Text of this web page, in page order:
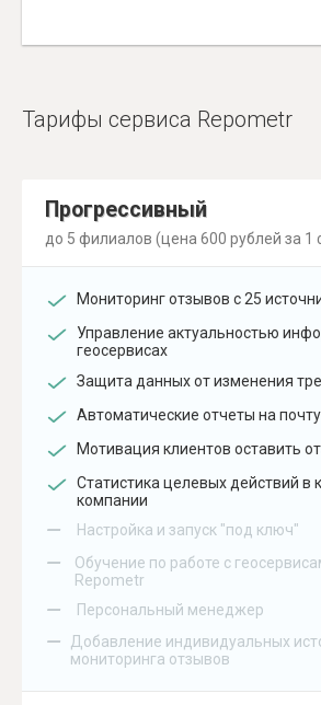
Тарифы сервиса Repometr
Прогрессивный
до 5 филиалов (цена 600 рублей за 1
Мониторинг отзывов с 25
Управление актуальностью
геосервисах
Защита данных от изменения
Автоматические отчеты на почту
Мотивация клиентов оставить
Статистика целевых действий в
компании
– Настройка и запуск "под ключ"
–
Обучение по работе с
Repometr
– Персональный менеджер
–
Добавление индивидуальных
мониторинга отзывов